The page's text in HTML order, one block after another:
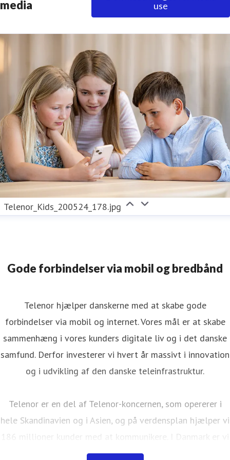
media
use
Telenor_Kids_200524_178.jpg
Gode forbindelser via mobil og bredbånd
Telenor hjælper danskerne med at skabe gode
forbindelser via mobil og internet. Vores mål er at skabe
sammenhæng i vores kunders digitale liv og i det danske
samfund. Derfor investerer vi hvert år massivt i innovation
og i udvikling af den danske teleinfrastruktur.
Telenor er en del af Telenor-koncernen, som opererer i
hele Skandinavien og i Asien, og på verdensplan hjælper vi
186 millioner kunder med at kommunikere. I Danmark er vi
ca. 900 medarbejdere, har 37 butikker fordelt over hele